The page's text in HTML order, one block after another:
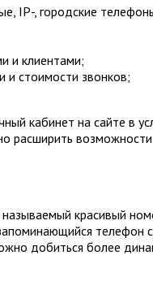
IP-, городские
и клиентами;
и стоимости звонков;
кабинет на сайте в
расширить
красивый
телефон
добиться более